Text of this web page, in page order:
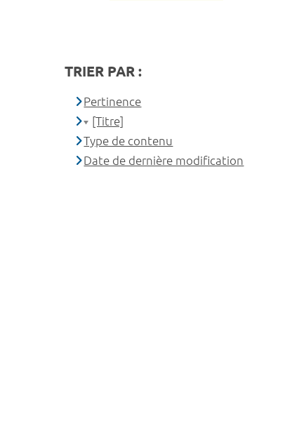
TRIER PAR :
Pertinence
[Titre]
Type de contenu
Date de dernière modification